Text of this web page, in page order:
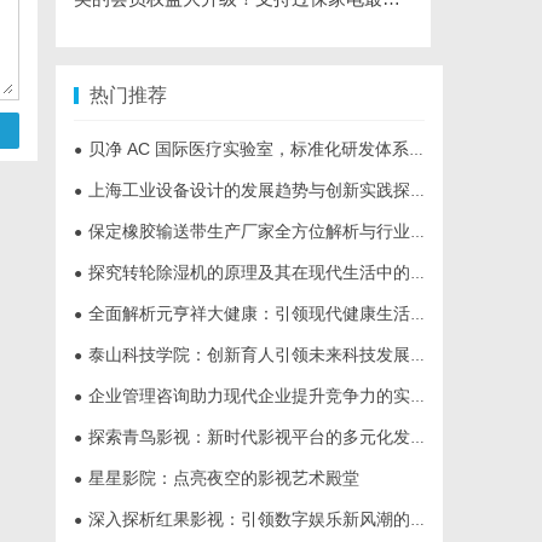
热门推荐
● 贝净 AC 国际医疗实验室，标准化研发体系全解析
● 上海工业设备设计的发展趋势与创新实践探索
● 保定橡胶输送带生产厂家全方位解析与行业发展前景
● 探究转轮除湿机的原理及其在现代生活中的应用优势
● 全面解析元亨祥大健康：引领现代健康生活新趋势
● 泰山科技学院：创新育人引领未来科技发展新高地
● 企业管理咨询助力现代企业提升竞争力的实践与策略
● 探索青鸟影视：新时代影视平台的多元化发展与未来趋势
● 星星影院：点亮夜空的影视艺术殿堂
● 深入探析红果影视：引领数字娱乐新风潮的影视平台